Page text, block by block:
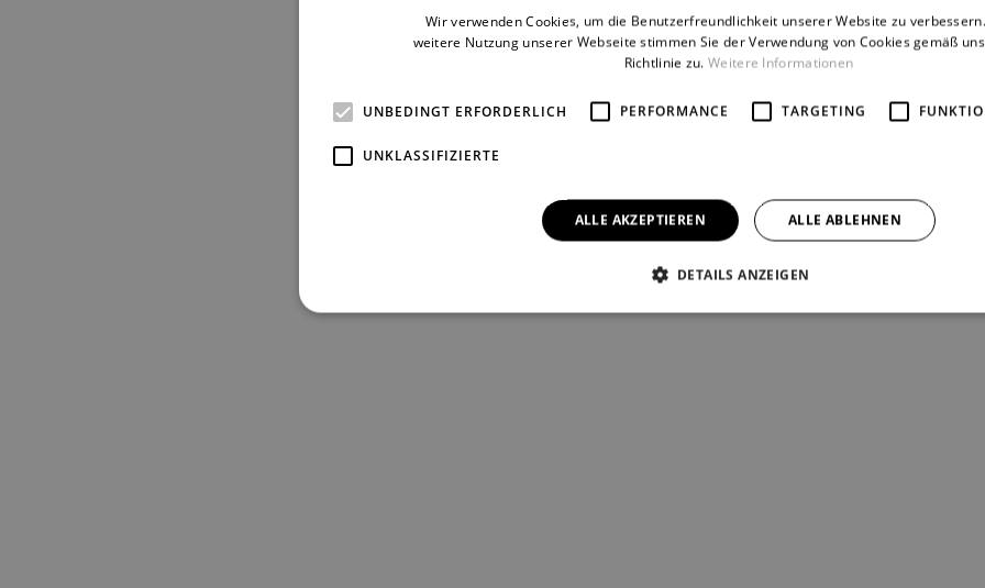
Wir verwenden Cookies, um die Benutzerfreundlichkeit unserer Website zu
weitere Nutzung unserer Webseite stimmen Sie der Verwendung von Cookies gemäß
Richtlinie zu. Weitere Informationen
UNBEDINGT ERFORDERLICH PERFORMANCE TARGETING
UNKLASSIFIZIERTE
ALLE AKZEPTIEREN ALLE ABLEHNEN
DETAILS ANZEIGEN